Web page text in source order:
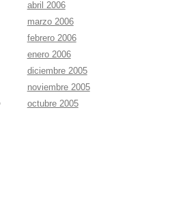
abril 2006
marzo 2006
febrero 2006
enero 2006
diciembre 2005
noviembre 2005
octubre 2005